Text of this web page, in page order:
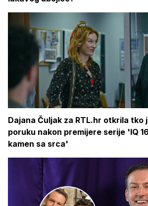
Dajana Čuljak za RTL.hr otkrila tko
poruku nakon premijere serije 'IQ
kamen sa srca'